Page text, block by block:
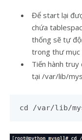
Để start lại
chứa
thống sẽ tự
trong thư mục
Tiến hành
tại /var/lib/
cd /var/lib/